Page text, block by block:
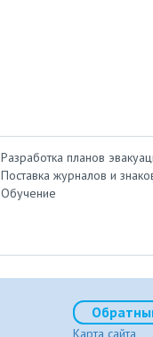
Разработка планов
Поставка журналов и
Обучение
Карта сайта